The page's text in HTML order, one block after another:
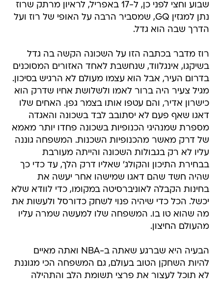
שבוע וחצי לפני כן, ל-17 באפריל, לראיון מרתק שרוז
נתן למגזין GQ, שמסביר הרבה על האופי של רוז ועל
הדרך שבה הוא גדל.
רוז מדבר בכתבה הזו על השכונה הקשה בה גדל
בשיקגו, אינגלווד, שנחשבת לאחד האזורים המסוכנים
בדרום העיר, אבל הוא עצמו מעולם לא הרגיש בסיכון.
מגיל צעיר היה ברור לאמו ולשלושת אחיו שדרק הוא
כישרון אדיר, והם עטפו אותו בצמר גפן. האחים שלו
דאגו שאף פעם לא יסתובב לבד בשכונה והאגדה
מספרת שמנהיגי הכנופיות בשכונה פחדו יותר מאמא
של דרק מאשר מהכנופיות השכנות. המשפחה גוננה
עליו לא רק בגבולות השכונה והייתה מעורבת
בבחירת התיכון והקולג' שאליו דרק הלך, עד כדי כך
שהיה חשד שהם דאגו שמישהו אחר יעשה את
בחינות הקבלה לאוניברסיטה במקומו, כדי לוודא שלא
יכשל. הכל כדי שיהיה פנוי לשחק כדורסל ולעשות את
מה שהוא טו בו. המשפחה שלו למעשה שמרה עליו
מהעולם החיצון.
הבעיה היא שברגע שאתה ב-NBA ואתה מאיים
להיות השחקן הטוב בעולם, גם המשפחה הכי מגוננת
לא תוכל לעצור את פרצי תשומת הלב והתהילה